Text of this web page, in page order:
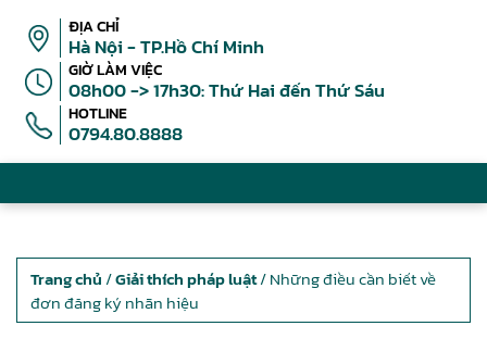
ĐỊA CHỈ
Hà Nội - TP.Hồ Chí Minh
GIỜ LÀM VIỆC
08h00 -> 17h30: Thứ Hai đến Thứ Sáu
HOTLINE
0794.80.8888
Trang chủ /Giải thích pháp luật/ Những điều cần biết về
đơn đăng ký nhãn hiệu